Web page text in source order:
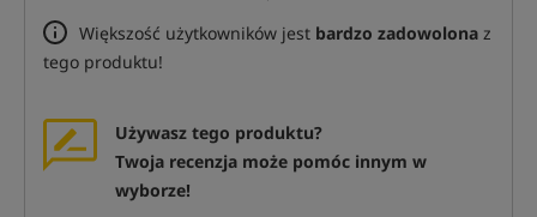
Większość użytkowników jest bardzo zadowolona z
tego produktu!
Używasz tego produktu?
Twoja recenzja może pomóc innym w
wyborze!